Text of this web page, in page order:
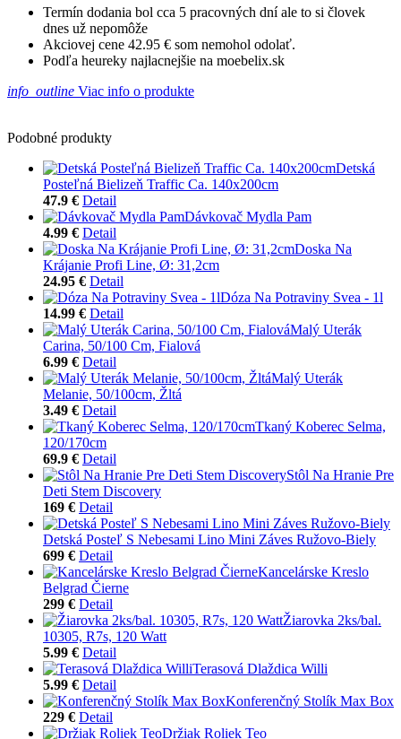
Termín dodania bol cca 5 pracovných dní ale to si človek
dnes už nepomôže
Akciovej cene 42.95 € som nemohol odolať.
Podľa heureky najlacnejšie na moebelix.sk
info_outline Viac info o produkte
Podobné produkty
Detská
Posteľná Bielizeň Traffic Ca. 140x200cm
47.9 € Detail
Dávkovač Mydla Pam
4.99 € Detail
Doska Na
Krájanie Profi Line, Ø: 31,2cm
24.95 € Detail
Dóza Na Potraviny Svea - 1l
14.99 € Detail
Malý Uterák
Carina, 50/100 Cm, Fialová
6.99 € Detail
Malý Uterák
Melanie, 50/100cm, Žltá
3.49 € Detail
Tkaný Koberec Selma,
120/170cm
69.9 € Detail
Stôl Na Hranie Pre
Deti Stem Discovery
169 € Detail
Detská Posteľ S Nebesami Lino Mini Záves Ružovo-Biely
699 € Detail
Kancelárske Kreslo
Belgrad Čierne
299 € Detail
Žiarovka 2ks/bal.
10305, R7s, 120 Watt
5.99 € Detail
Terasová Dlaždica Willi
5.99 € Detail
Konferenčný Stolík Max Box
229 € Detail
Držiak Roliek Teo